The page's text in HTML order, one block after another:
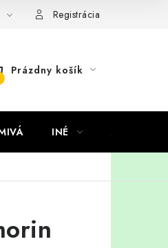
Registrácia
Prázdny košík
INÉ